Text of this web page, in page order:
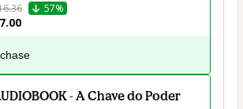
57%
- A Chave do Poder